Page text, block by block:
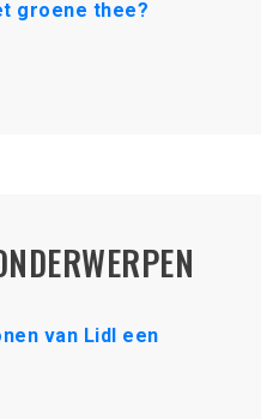
groene thee?
van Lidl een